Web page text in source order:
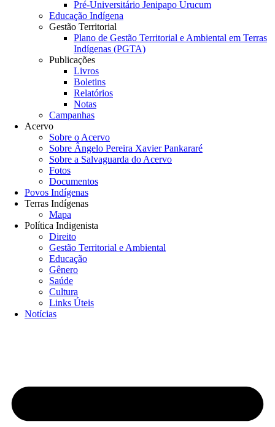
Pré-Universitário Jenipapo Urucum
Educação Indígena
Gestão Territorial
Plano de Gestão Territorial e Ambiental em Terras
Indígenas (PGTA)
Publicações
Livros
Boletins
Relatórios
Notas
Campanhas
Acervo
Sobre o Acervo
Sobre Ângelo Pereira Xavier Pankararé
Sobre a Salvaguarda do Acervo
Fotos
Documentos
Povos Indígenas
Terras Indígenas
Mapa
Política Indigenista
Direito
Gestão Territorial e Ambiental
Educação
Gênero
Saúde
Cultura
Links Úteis
Notícias